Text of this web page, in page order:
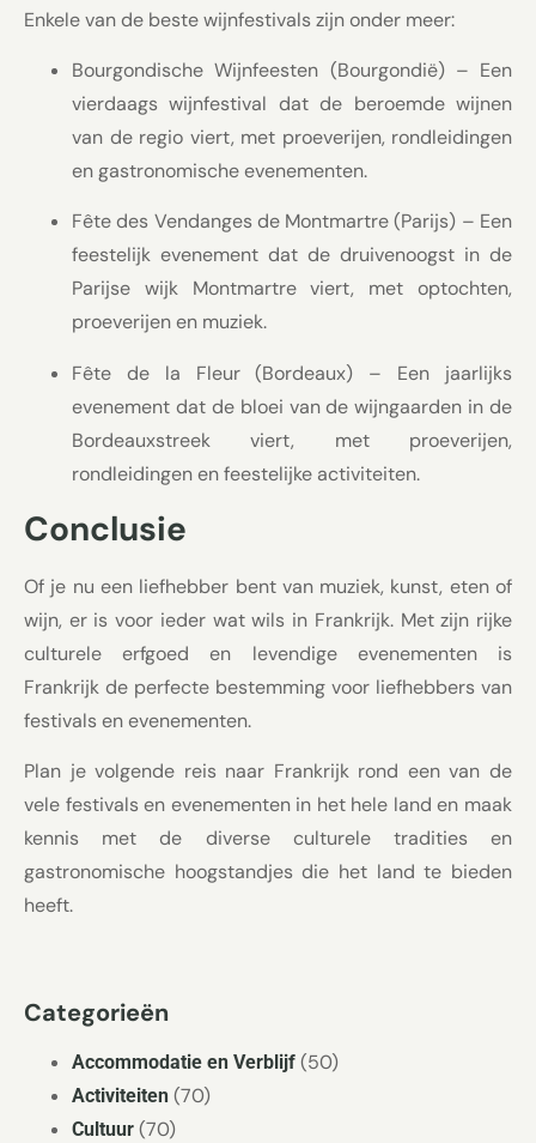
Enkele van de beste wijnfestivals zijn onder meer:
Bourgondische Wijnfeesten (Bourgondië) – Een
vierdaags wijnfestival dat de beroemde wijnen
van de regio viert, met proeverijen, rondleidingen
en gastronomische evenementen.
Fête des Vendanges de Montmartre (Parijs) – Een
feestelijk evenement dat de druivenoogst in de
Parijse wijk Montmartre viert, met optochten,
proeverijen en muziek.
Fête de la Fleur (Bordeaux) – Een jaarlijks
evenement dat de bloei van de wijngaarden in de
Bordeauxstreek viert, met proeverijen,
rondleidingen en feestelijke activiteiten.
Conclusie
Of je nu een liefhebber bent van muziek, kunst, eten of
wijn, er is voor ieder wat wils in Frankrijk. Met zijn rijke
culturele erfgoed en levendige evenementen is
Frankrijk de perfecte bestemming voor liefhebbers van
festivals en evenementen.
Plan je volgende reis naar Frankrijk rond een van de
vele festivals en evenementen in het hele land en maak
kennis met de diverse culturele tradities en
gastronomische hoogstandjes die het land te bieden
heeft.
Categorieën
Accommodatie en Verblijf (50)
Activiteiten (70)
Cultuur (70)